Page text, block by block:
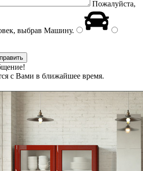
Пожалуйста,
выбрав Машину.
с Вами в ближайшее время.